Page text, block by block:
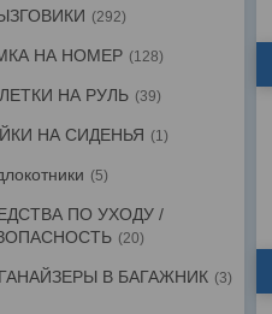
292
НА НОМЕР 128
НА РУЛЬ 39
НА СИДЕНЬЯ 1
5
ПО УХОДУ /
20
В БАГАЖНИК 3